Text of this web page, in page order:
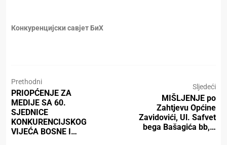
Конкуренцијски савјет БиХ
Prethodni
PRIOPĆENJE ZA
MEDIJE SA 60.
SJEDNICE
KONKURENCIJSKOG
VIJEĆA BOSNE I…
Sljedeći
MIŠLJENJE po
Zahtjevu Općine
Zavidovići, Ul. Safvet
bega Bašagića bb,…